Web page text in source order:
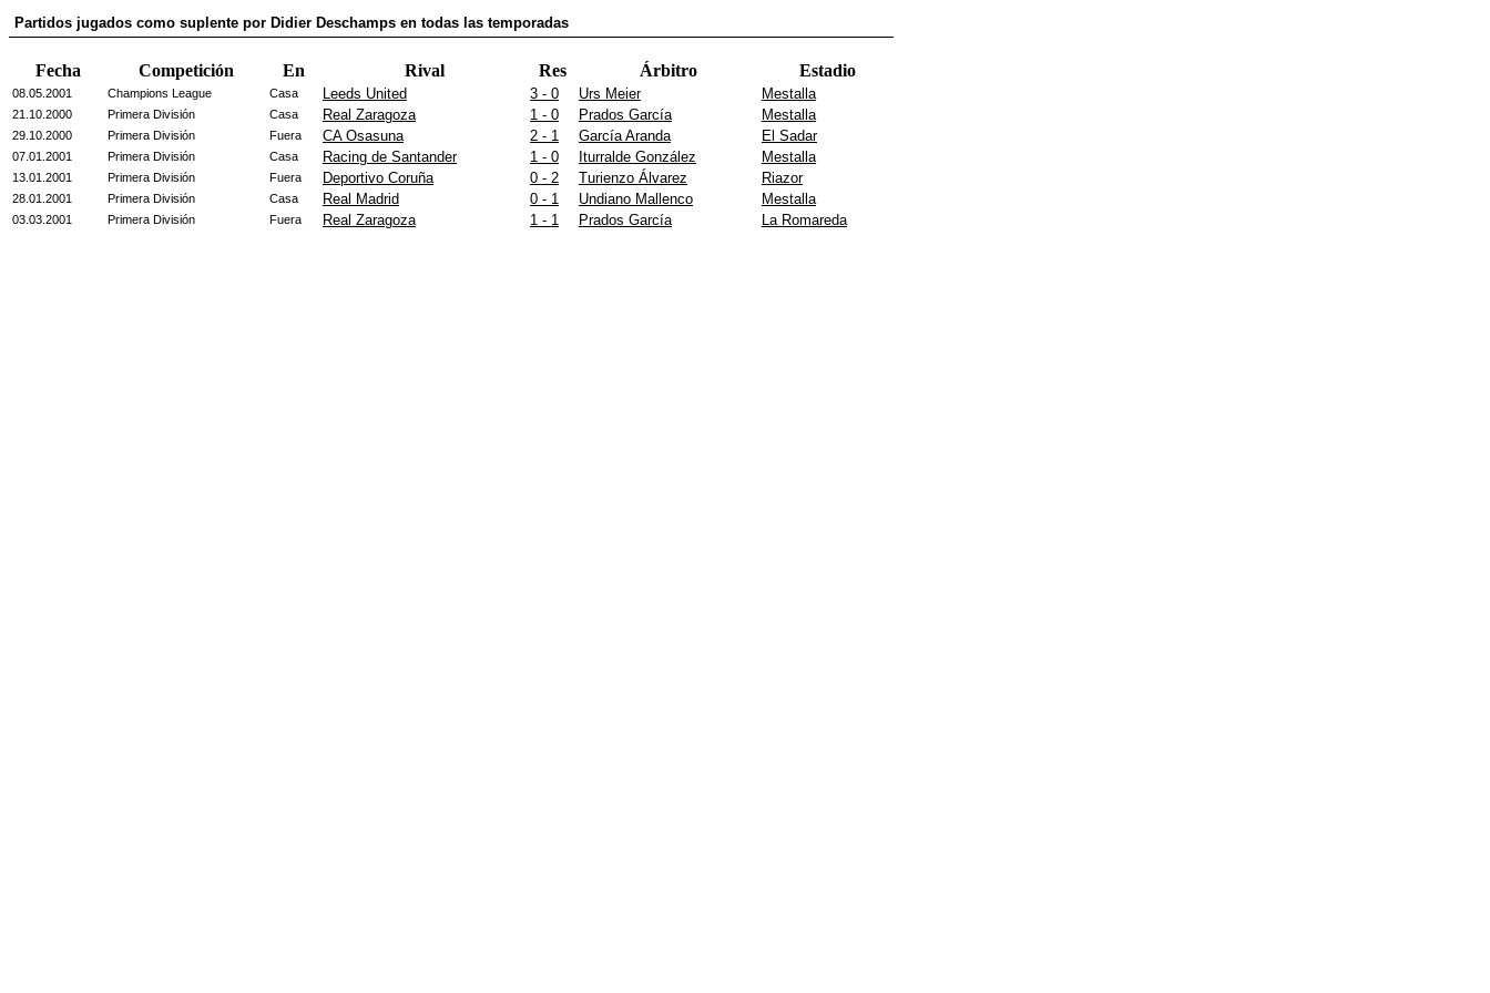
Partidos jugados como suplente por Didier Deschamps en todas las temporadas
Fecha Competición En Rival Res Árbitro Estadio
08.05.2001 Champions League Casa Leeds United 3 - 0 Urs Meier Mestalla
21.10.2000 Primera División Casa Real Zaragoza 1 - 0 Prados García Mestalla
29.10.2000 Primera División Fuera CA Osasuna 2 - 1 García Aranda El Sadar
07.01.2001 Primera División Casa Racing de Santander 1 - 0 Iturralde González Mestalla
13.01.2001 Primera División Fuera Deportivo Coruña 0 - 2 Turienzo Álvarez Riazor
28.01.2001 Primera División Casa Real Madrid 0 - 1 Undiano Mallenco Mestalla
03.03.2001 Primera División Fuera Real Zaragoza 1 - 1 Prados García La Romareda